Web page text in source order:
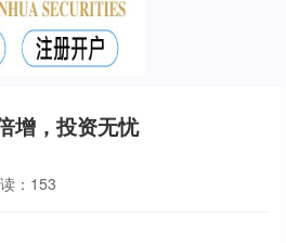
增，投资无忧
：153